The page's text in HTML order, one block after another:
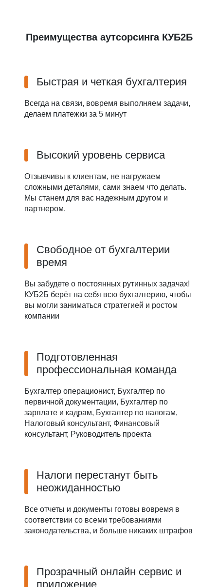
Преимущества аутсорсинга КУБ2Б
Быстрая и четкая бухгалтерия
Всегда на связи, вовремя выполняем задачи,
делаем платежки за 5 минут
Высокий уровень сервиса
Отзывчивы к клиентам, не нагружаем
сложными деталями, сами знаем что делать.
Мы станем для вас надежным другом и
партнером.
Свободное от бухгалтерии
время
Вы забудете о постоянных рутинных задачах!
КУБ2Б берёт на себя всю бухгалтерию, чтобы
вы могли заниматься стратегией и ростом
компании
Подготовленная
профессиональная команда
Бухгалтер операционист, Бухгалтер по
первичной документации, Бухгалтер по
зарплате и кадрам, Бухгалтер по налогам,
Налоговый консультант, Финансовый
консультант, Руководитель проекта
Налоги перестанут быть
неожиданностью
Все отчеты и документы готовы вовремя в
соответствии со всеми требованиями
законодательства, и больше никаких штрафов
Прозрачный онлайн сервис и
приложение